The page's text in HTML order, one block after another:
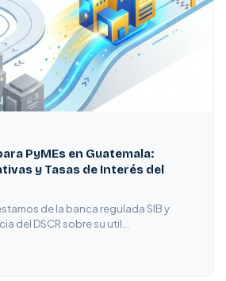
PyMEs en Guatemala:
y Tasas de Interés del
de la banca regulada SIB y
del DSCR sobre su util…